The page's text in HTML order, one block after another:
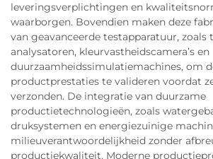
leveringsverplichtingen en
waarborgen. Bovendien maken deze
van geavanceerde testapparatuur, zoals
analysatoren, kleurvastheidscamera’s en
duurzaamheidssimulatiemachines, om
productprestaties te valideren voordat
verzonden. De integratie van duurzame
productietechnologieën, zoals
druksystemen en energiezuinige
milieuverantwoordelijkheid zonder
productiekwaliteit. Moderne